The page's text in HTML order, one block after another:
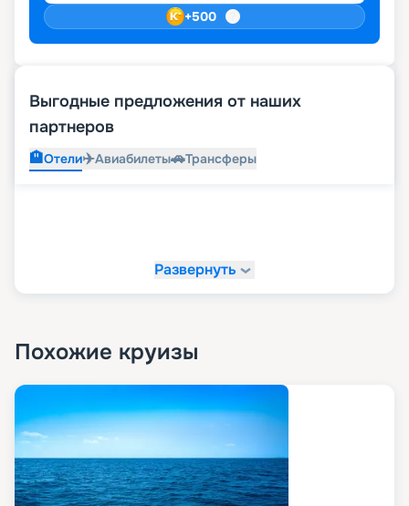
+500
Выгодные предложения от наших
партнеров
🏨Отели✈️Авиабилеты🚗Трансферы
Развернуть
Похожие круизы